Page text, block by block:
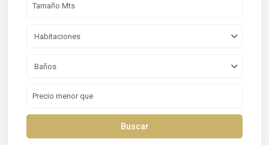
Habitaciones
Baños
Buscar